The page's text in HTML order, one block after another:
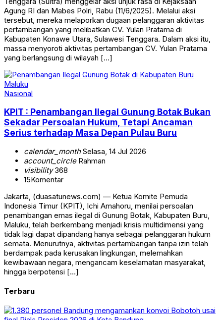
Agung RI dan Mabes Polri, Rabu (11/6/2025). Melalui aksi
tersebut, mereka melaporkan dugaan pelanggaran aktivitas
pertambangan yang melibatkan CV. Yulan Pratama di
Kabupaten Konawe Utara, Sulawesi Tenggara. Dalam aksi itu,
massa menyoroti aktivitas pertambangan CV. Yulan Pratama
yang berlangsung di wilayah […]
Nasional
KPIT : Penambangan Ilegal Gunung Botak Bukan
Sekadar Persoalan Hukum, Tetapi Ancaman
Serius terhadap Masa Depan Pulau Buru
calendar_monthSelasa, 14 Jul 2026
account_circleRahman
visibility368
15Komentar
Jakarta, (duasatunews.com) — Ketua Komite Pemuda
Indonesia Timur (KPIT), Ichi Amahoru, menilai persoalan
penambangan emas ilegal di Gunung Botak, Kabupaten Buru,
Maluku, telah berkembang menjadi krisis multidimensi yang
tidak lagi dapat dipandang hanya sebagai pelanggaran hukum
semata. Menurutnya, aktivitas pertambangan tanpa izin telah
berdampak pada kerusakan lingkungan, melemahkan
kewibawaan negara, mengancam keselamatan masyarakat,
hingga berpotensi […]
Terbaru